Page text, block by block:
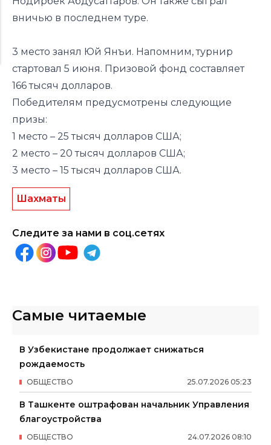
вничью в последнем туре.
3 место занял Юй Янъи. Напомним, турнир
стартовал 5 июня. Призовой фонд составляет
166 тысяч долларов.
Победителям предусмотрены следующие
призы:
1 место – 25 тысяч долларов США;
2 место – 20 тысяч долларов США;
3 место – 15 тысяч долларов США.
Шахматы
Следите за нами в соц.сетях
Самые читаемые
В Узбекистане продолжает снижаться
рождаемость
25.07.2026 05:23
ОБЩЕСТВО
В Ташкенте оштрафован начальник Управления
благоустройства
24.07.2026 08:10
ОБЩЕСТВО